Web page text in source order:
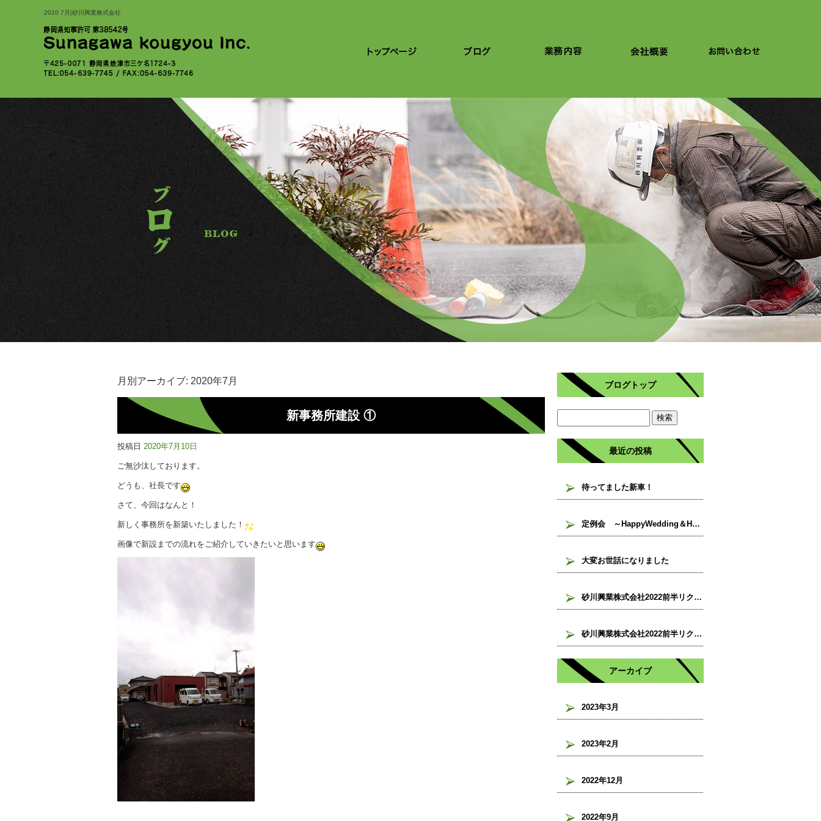
2020 7月|砂川興業株式会社
月別アーカイブ: 2020年7月
新事務所建設 ①
投稿日 2020年7月10日
ご無沙汰しております。
どうも、社長です
さて、今回はなんと！
新しく事務所を新築いたしました！
画像で新設までの流れをご紹介していきたいと思います
ブログトップ
最近の投稿
待ってました新車！
定例会 ～HappyWedding＆HappyBirthdayバージョン～
大変お世話になりました
砂川興業株式会社2022前半リクレーション！②
砂川興業株式会社2022前半リクレーション！①
アーカイブ
2023年3月
2023年2月
2022年12月
2022年9月